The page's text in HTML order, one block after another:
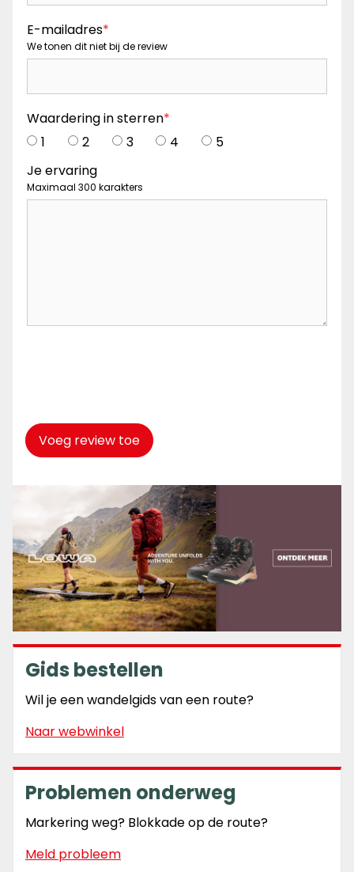
E-mailadres*
We tonen dit niet bij de review
Waardering in sterren*
1
2 3 4
5
Je ervaring
Maximaal 300 karakters
Voeg review toe
Gids bestellen
Wil je een wandelgids van een route?
Naar webwinkel
Problemen onderweg
Markering weg? Blokkade op de route?
Meld probleem